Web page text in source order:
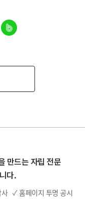
네
이
드
유
만드는 자립 전문
다.
✓ 홈페이지 투명 공시